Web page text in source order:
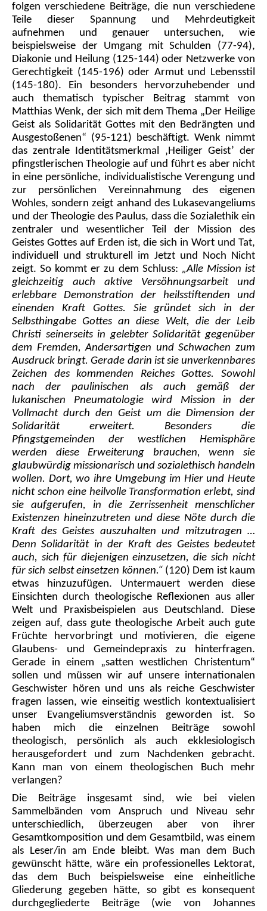
folgen verschiedene Beiträge, die nun verschiedene
Teile dieser Spannung und Mehrdeutigkeit
aufnehmen und genauer untersuchen, wie
beispielsweise der Umgang mit Schulden (77-94),
Diakonie und Heilung (125-144) oder Netzwerke von
Gerechtigkeit (145-196) oder Armut und Lebensstil
(145-180). Ein besonders hervorzuhebender und
auch thematisch typischer Beitrag stammt von
Matthias Wenk, der sich mit dem Thema „Der Heilige
Geist als Solidarität Gottes mit den Bedrängten und
Ausgestoßenen“ (95-121) beschäftigt. Wenk nimmt
das zentrale Identitätsmerkmal ‚Heiliger Geist’ der
pfingstlerischen Theologie auf und führt es aber nicht
in eine persönliche, individualistische Verengung und
zur persönlichen Vereinnahmung des eigenen
Wohles, sondern zeigt anhand des Lukasevangeliums
und der Theologie des Paulus, dass die Sozialethik ein
zentraler und wesentlicher Teil der Mission des
Geistes Gottes auf Erden ist, die sich in Wort und Tat,
individuell und strukturell im Jetzt und Noch Nicht
zeigt. So kommt er zu dem Schluss: „Alle Mission ist
gleichzeitig auch aktive Versöhnungsarbeit und
erlebbare Demonstration der heilsstiftenden und
einenden Kraft Gottes. Sie gründet sich in der
Selbsthingabe Gottes an diese Welt, die der Leib
Christi seinerseits in gelebter Solidarität gegenüber
dem Fremden, Andersartigen und Schwachen zum
Ausdruck bringt. Gerade darin ist sie unverkennbares
Zeichen des kommenden Reiches Gottes. Sowohl
nach der paulinischen als auch gemäß der
lukanischen Pneumatologie wird Mission in der
Vollmacht durch den Geist um die Dimension der
Solidarität erweitert. Besonders die
Pfingstgemeinden der westlichen Hemisphäre
werden diese Erweiterung brauchen, wenn sie
glaubwürdig missionarisch und sozialethisch handeln
wollen. Dort, wo ihre Umgebung im Hier und Heute
nicht schon eine heilvolle Transformation erlebt, sind
sie aufgerufen, in die Zerrissenheit menschlicher
Existenzen hineinzutreten und diese Nöte durch die
Kraft des Geistes auszuhalten und mitzutragen …
Denn Solidarität in der Kraft des Geistes bedeutet
auch, sich für diejenigen einzusetzen, die sich nicht
für sich selbst einsetzen können.“ (120) Dem ist kaum
etwas hinzuzufügen. Untermauert werden diese
Einsichten durch theologische Reflexionen aus aller
Welt und Praxisbeispielen aus Deutschland. Diese
zeigen auf, dass gute theologische Arbeit auch gute
Früchte hervorbringt und motivieren, die eigene
Glaubens- und Gemeindepraxis zu hinterfragen.
Gerade in einem „satten westlichen Christentum“
sollen und müssen wir auf unsere internationalen
Geschwister hören und uns als reiche Geschwister
fragen lassen, wie einseitig westlich kontextualisiert
unser Evangeliumsverständnis geworden ist. So
haben mich die einzelnen Beiträge sowohl
theologisch, persönlich als auch ekklesiologisch
herausgefordert und zum Nachdenken gebracht.
Kann man von einem theologischen Buch mehr
verlangen?
Die Beiträge insgesamt sind, wie bei vielen
Sammelbänden vom Anspruch und Niveau sehr
unterschiedlich, überzeugen aber von ihrer
Gesamtkomposition und dem Gesamtbild, was einem
als Leser/in am Ende bleibt. Was man dem Buch
gewünscht hätte, wäre ein professionelles Lektorat,
das dem Buch beispielsweise eine einheitliche
Gliederung gegeben hätte, so gibt es konsequent
durchgegliederte Beiträge (wie von Johannes